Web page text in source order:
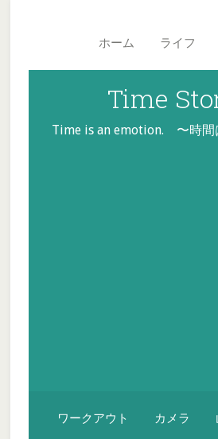
navigation
ホーム ライフ
Time
Time is an emotion. 〜時間
ワークアウト カメラ